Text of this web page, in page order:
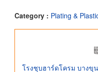
Category : Plating &
โรงชุบฮาร์ดโครม บางขุ